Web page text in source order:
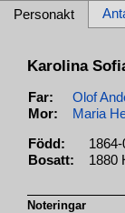
Personakt
Karolina
Far:
Olof
Mor:
Maria
Född:
Bosatt:
1880
Noteringar